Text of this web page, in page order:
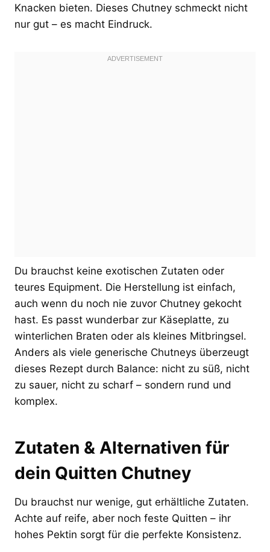
Knacken bieten. Dieses Chutney schmeckt nicht
nur gut – es macht Eindruck.
Du brauchst keine exotischen Zutaten oder
teures Equipment. Die Herstellung ist einfach,
auch wenn du noch nie zuvor Chutney gekocht
hast. Es passt wunderbar zur Käseplatte, zu
winterlichen Braten oder als kleines Mitbringsel.
Anders als viele generische Chutneys überzeugt
dieses Rezept durch Balance: nicht zu süß, nicht
zu sauer, nicht zu scharf – sondern rund und
komplex.
Zutaten & Alternativen für
dein Quitten Chutney
Du brauchst nur wenige, gut erhältliche Zutaten.
Achte auf reife, aber noch feste Quitten – ihr
hohes Pektin sorgt für die perfekte Konsistenz.